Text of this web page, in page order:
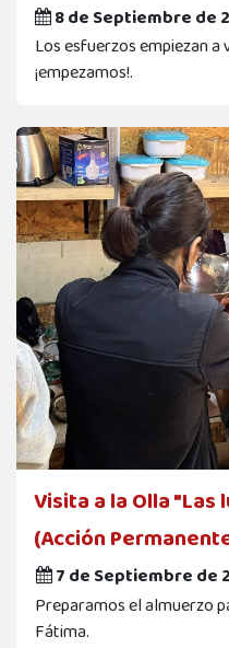
8 de Septiembre de
Los esfuerzos empiezan
¡empezamos!.
Visita a la Olla "Las
(Acción
7 de Septiembre de
Preparamos el almuerzo
Fátima.